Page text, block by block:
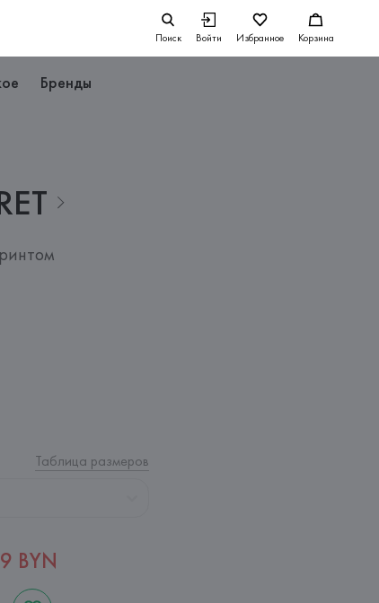
Поиск Войти Избранное Корзина
Бренды
Таблица размеров
BYN